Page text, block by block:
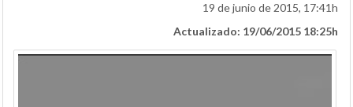
19 de junio de 2015, 17:41h
Actualizado: 19/06/2015 18:25h